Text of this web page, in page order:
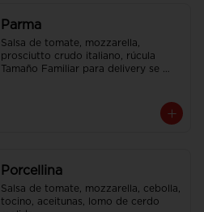
Parma
Salsa de tomate, mozzarella,
prosciutto crudo italiano, rúcula
Tamaño Familiar para delivery se
Porcellina
Salsa de tomate, mozzarella, cebolla,
tocino, aceitunas, lomo de cerdo